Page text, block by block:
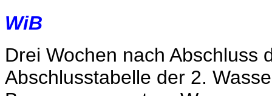
WiB
Drei Wochen nach Abschluss
Abschlusstabelle der 2.